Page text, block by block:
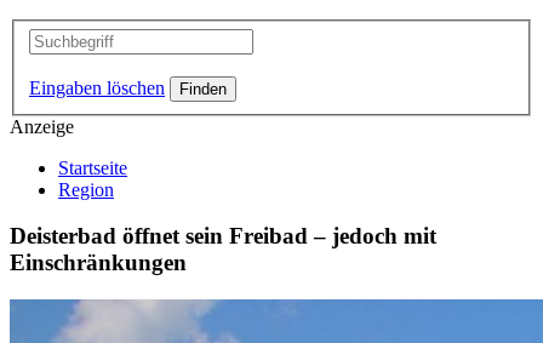
Eingaben löschen
Anzeige
Startseite
Region
Deisterbad öffnet sein Freibad – jedoch mit
Einschränkungen